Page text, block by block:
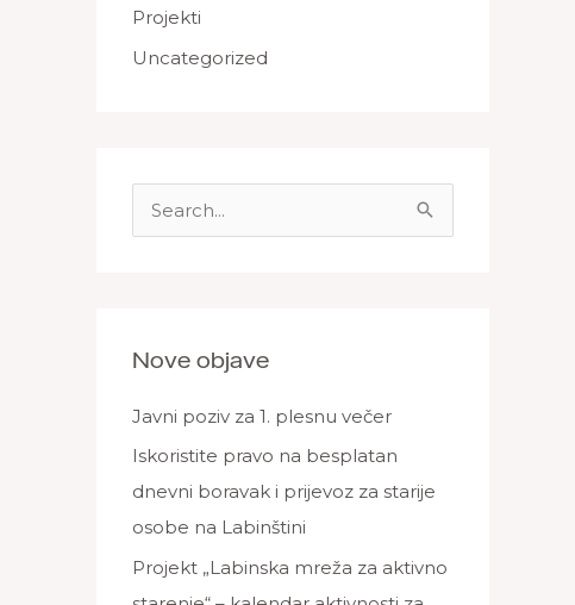
Projekti
Uncategorized
c
f
o
r
:
Nove objave
Javni poziv za 1. plesnu večer
Iskoristite pravo na besplatan
dnevni boravak i prijevoz za starije
osobe na Labinštini
Projekt „Labinska mreža za aktivno